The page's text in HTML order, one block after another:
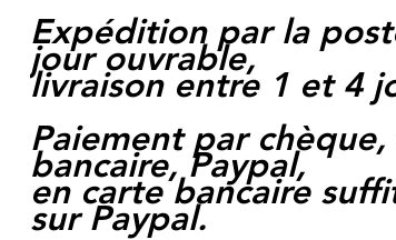
Expédition par la
jour ouvrable,
livraison entre 1 et 4
Paiement par
bancaire, Paypal,
en carte bancaire
sur Paypal.